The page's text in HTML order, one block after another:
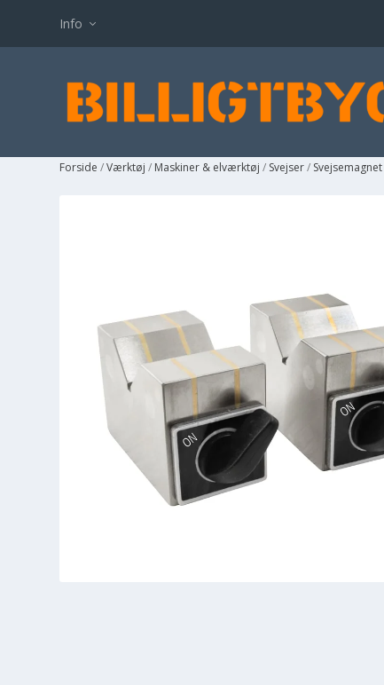
Info
Forside /Værktøj / Maskiner & elværktøj / Svejser/ Svejsemagnet